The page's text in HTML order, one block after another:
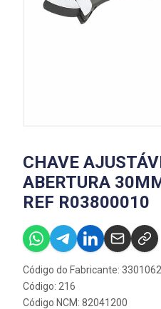
CHAVE
ABERTURA
REF R03800010
Código do Fabricante: 3301062
Código: 216
Código NCM: 82041200